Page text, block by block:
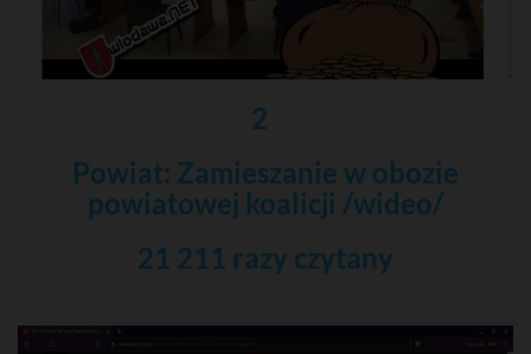
2
Powiat: Zamieszanie w obozie
powiatowej koalicji /wideo/
21 211 razy czytany